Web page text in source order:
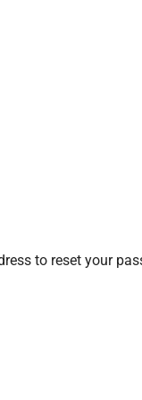
to reset your